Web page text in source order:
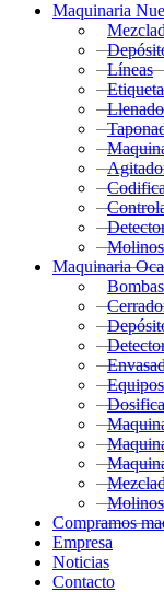
Maquinaria
Líneas
Maquinaria
Compramos
Empresa
Noticias
Contacto